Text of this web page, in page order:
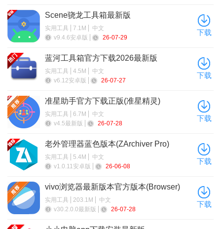
Scene骁龙工具箱最新版
实用工具 7.1M
中文
v9.4.6安卓版
26-07-29
下载
蓝河工具箱官方下载2026最新版
实用工具 4.5M
中文
v6.12安卓版
26-07-27
下载
准星助手官方下载正版(准星精灵)
实用工具 6.7M
中文
v4.5最新版
26-07-28
下载
老外管理器蓝色版本(ZArchiver Pro)
实用工具 5.4M
中文
v1.0.11安卓版
26-06-08
下载
vivo浏览器最新版本官方版本(Browser)
实用工具 203.1M
中文
v30.2.0.0最新版
26-07-28
下载